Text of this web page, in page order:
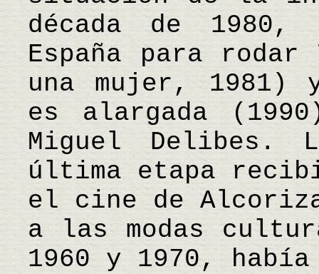
década de
España para
una mujer, 1981)
es alargada
Miguel Delibes.
última etapa
el cine de
a las modas
1960 y 1970,